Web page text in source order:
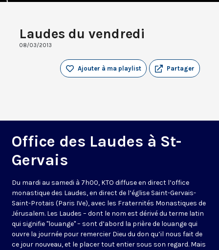
Laudes du vendredi
08/03/2013
Partager
Ajouter à ma playlist
Office des Laudes à St-
Gervais
Du mardi au samedi à 7h00, KTO diffuse en direct l’office
monastique des Laudes, en direct de l’église Saint-Gervais-
Saint-Protais (Paris IVe), avec les Fraternités Monastiques de
Jérusalem. Les Laudes – dont le nom est dérivé du terme latin
qui signifie "louange" – sont d’abord la prière de louange qui
ouvre la journée pour remercier Dieu du don qu’il nous fait de
ce jour nouveau, et le placer tout entier sous son regard. Mais